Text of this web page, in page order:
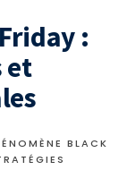
:
et
BLACK